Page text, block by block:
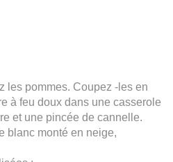
les pommes. Coupez -les en
à feu doux dans une casserole
et une pincée de cannelle.
blanc monté en neige,